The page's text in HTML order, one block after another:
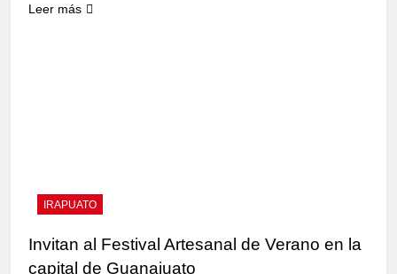
Leer más
IRAPUATO
Invitan al Festival Artesanal de Verano en la
capital de Guanajuato